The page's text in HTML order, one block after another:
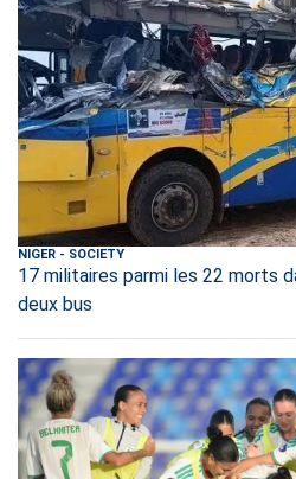
NIGER - SOCIETY
17 militaires parmi les 22 morts
deux bus